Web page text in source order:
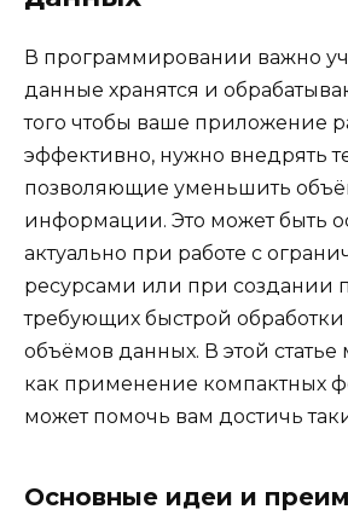
В программировании важно
данные хранятся и
того чтобы ваше приложение
эффективно, нужно внедрять
позволяющие уменьшить
информации. Это может быть
актуально при работе с
ресурсами или при создании
требующих быстрой
объёмов данных. В этой
как применение компактных
может помочь вам достичь
Основные идеи и